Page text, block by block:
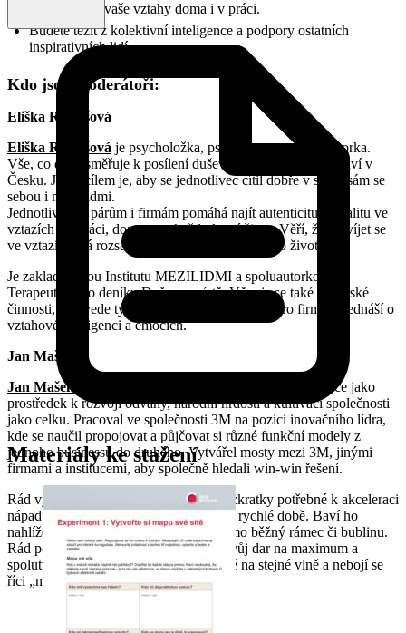
Prohloubí se vaše vztahy doma i v práci.
Budete těžit z kolektivní inteligence a podpory ostatních
inspirativních lidí.
Kdo jsou moderátoři:
Eliška Remešová
Eliška Remešová je psycholožka, psychoterapeutka a lektorka.
Vše, co dělá, směřuje k posílení duševního a sociálního zdraví v
Česku. Jejím cílem je, aby se jednotlivec cítil dobře v sobě, sám se
sebou i mezi lidmi.
Jednotlivcům, párům i firmám pomáhá najít autenticitu a vitalitu ve
vztazích - v práci, doma, pro každodenní život. Věří, že rozvíjet se
ve vztazích má rozsáhlý dopad na kvalitu našeho života.
Je zakladatelkou Institutu MEZILIDMI a spoluautorkou
Terapeutického deníku Duše na místě. Věnuje se také lektorské
činnosti, kde vede týmové workshopy a kurzy pro firmy. Přednáší o
vztahové inteligenci a emocích.
Jan Mašek
Jan Mašek
je zakladatel sítě Red Button. Vybral si inovace jako
prostředek k rozvoji odvahy, národní hrdosti a kultivaci společnosti
jako celku. Pracoval ve společnosti 3M na pozici inovačního lídra,
kde se naučil propojovat a půjčovat si různé funkční modely z
jednoho businessu do druhého. Vytvářel mosty mezi 3M, jinými
firmami a institucemi, aby společně hledali win-win řešení.
Rád vytváří sítě, které umožňují hledat zkratky potřebné k akceleraci
nápadů nebo rozvoji businessu v dnešní rychlé době. Baví ho
nahlížet a učit se z oborů, které jsou mimo běžný rámec či bublinu.
Rád pomáhá tomu, aby lidé využívali svůj dar na maximum a
spolutvořili s lidmi, kteří jsou hodnotově na stejné vlně a nebojí se
říci „nevím".
Materiály ke stažení